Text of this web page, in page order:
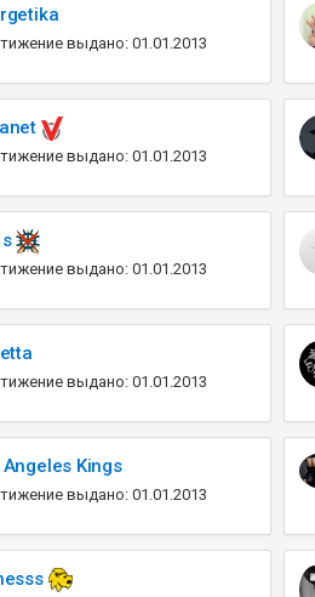
выдано: 01.01.2013
выдано: 01.01.2013
s
выдано: 01.01.2013
выдано: 01.01.2013
Angeles Kings
выдано: 01.01.2013